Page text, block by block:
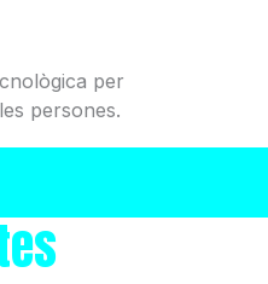
per
persones.